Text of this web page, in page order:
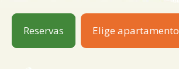
Reservas Elige apartamento